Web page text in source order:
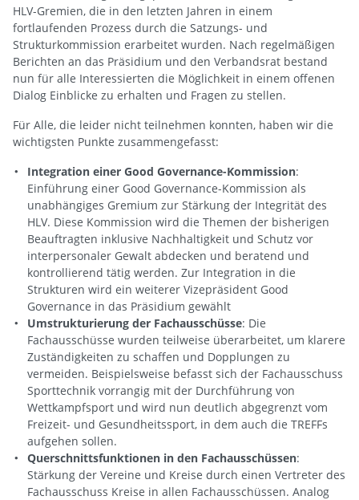
HLV-Gremien, die in den letzten Jahren in einem
fortlaufenden Prozess durch die Satzungs- und
Strukturkommission erarbeitet wurden. Nach regelmäßigen
Berichten an das Präsidium und den Verbandsrat bestand
nun für alle Interessierten die Möglichkeit in einem offenen
Dialog Einblicke zu erhalten und Fragen zu stellen.
Für Alle, die leider nicht teilnehmen konnten, haben wir die
wichtigsten Punkte zusammengefasst:
Integration einer Good Governance-Kommission:
Einführung einer Good Governance-Kommission als
unabhängiges Gremium zur Stärkung der Integrität des
HLV. Diese Kommission wird die Themen der bisherigen
Beauftragten inklusive Nachhaltigkeit und Schutz vor
interpersonaler Gewalt abdecken und beratend und
kontrollierend tätig werden. Zur Integration in die
Strukturen wird ein weiterer Vizepräsident Good
Governance in das Präsidium gewählt
Umstrukturierung der Fachausschüsse: Die
Fachausschüsse wurden teilweise überarbeitet, um klarere
Zuständigkeiten zu schaffen und Dopplungen zu
vermeiden. Beispielsweise befasst sich der Fachausschuss
Sporttechnik vorrangig mit der Durchführung von
Wettkampfsport und wird nun deutlich abgegrenzt vom
Freizeit- und Gesundheitssport, in dem auch die TREFFs
aufgehen sollen.
Querschnittsfunktionen in den Fachausschüssen:
Stärkung der Vereine und Kreise durch einen Vertreter des
Fachausschuss Kreise in allen Fachausschüssen. Analog